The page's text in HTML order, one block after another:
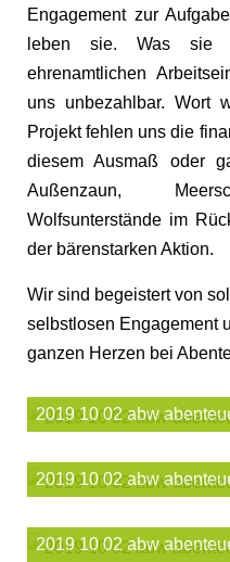
Engagement zur
leben sie. Was sie
ehrenamtlichen
uns unbezahlbar. Wort
Projekt fehlen uns die
diesem Ausmaß oder
Außenzaun,
Wolfsunterstände im
der bärenstarken Aktion.
Wir sind begeistert von
selbstlosen Engagement
ganzen Herzen bei
2019 10 02 abw
2019 10 02 abw
2019 10 02 abw